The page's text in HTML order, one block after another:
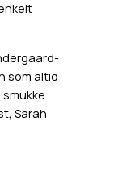
som altid
Sarah